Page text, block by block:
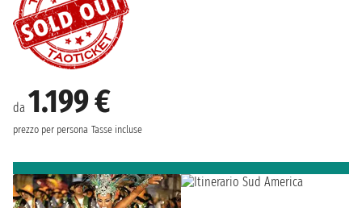
da 1.199 €
prezzo per persona Tasse incluse